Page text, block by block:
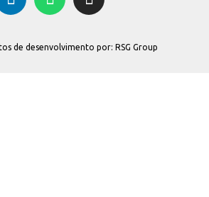
de desenvolvimento por: RSG Group